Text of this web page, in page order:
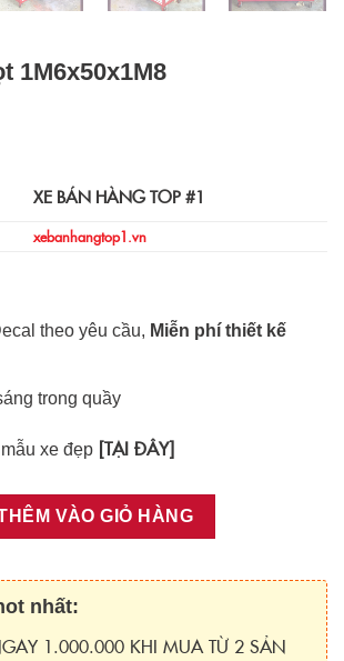
1M6x50x1M8
XE BÁN HÀNG TOP #1
xebanhangtop1.vn
theo yêu cầu, Miễn phí thiết kế
trong quầy
xe đẹp [TẠI ĐÂY]
VÀO GIỎ HÀNG
nhất:
1.000.000 KHI MUA TỪ 2 SẢN